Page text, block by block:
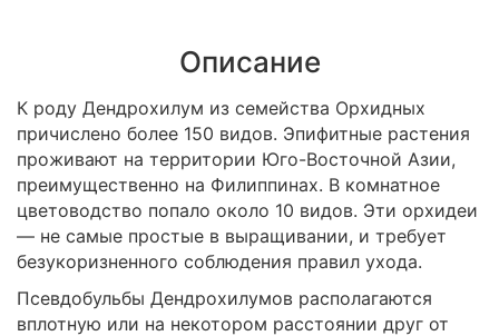
Описание
К роду Дендрохилум из семейства Орхидных
причислено более 150 видов. Эпифитные растения
проживают на территории Юго-Восточной Азии,
преимущественно на Филиппинах. В комнатное
цветоводство попало около 10 видов. Эти орхидеи
— не самые простые в выращивании, и требует
безукоризненного соблюдения правил ухода.
Псевдобульбы Дендрохилумов располагаются
вплотную или на некотором расстоянии друг от